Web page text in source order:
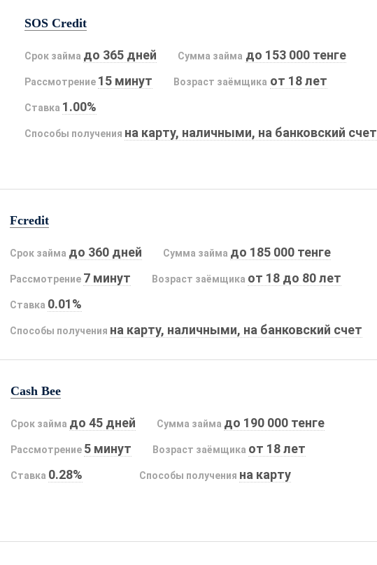
SOS Credit
Срок займа до 365 дней Сумма займа до 153 000 тенге
Рассмотрение 15 минут Возраст заёмщика от 18 лет
Ставка 1.00%
Способы получения на карту, наличными, на банковский счет
Fcredit
Срок займа до 360 дней Сумма займа до 185 000 тенге
Рассмотрение 7 минут Возраст заёмщика от 18 до 80 лет
Ставка 0.01%
Способы получения на карту, наличными, на банковский счет
Cash Bee
Срок займа до 45 дней Сумма займа до 190 000 тенге
Рассмотрение 5 минут Возраст заёмщика от 18 лет
Ставка 0.28% Способы получения на карту